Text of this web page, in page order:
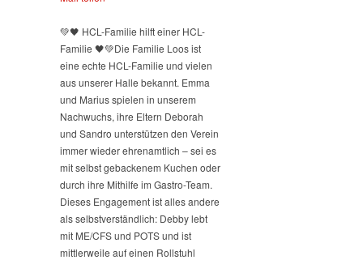
💚🖤 HCL-Familie hilft einer HCL-
Familie 🖤💚Die Familie Loos ist
eine echte HCL-Familie und vielen
aus unserer Halle bekannt. Emma
und Marius spielen in unserem
Nachwuchs, ihre Eltern Deborah
und Sandro unterstützen den Verein
immer wieder ehrenamtlich – sei es
mit selbst gebackenem Kuchen oder
durch ihre Mithilfe im Gastro-Team.
Dieses Engagement ist alles andere
als selbstverständlich: Debby lebt
mit ME/CFS und POTS und ist
mittlerweile auf einen Rollstuhl